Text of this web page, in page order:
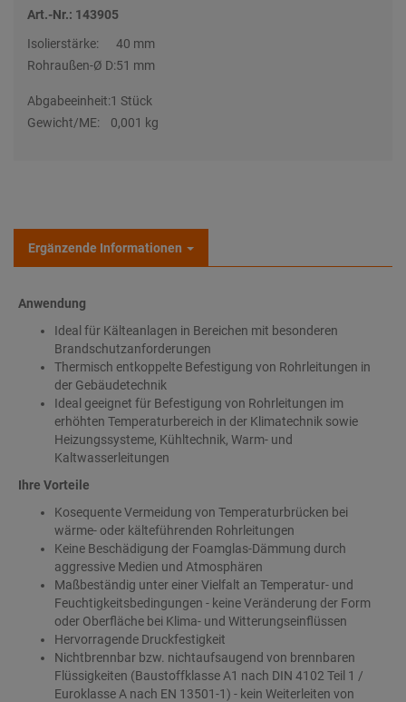
Art.-Nr.: 143905
Isolierstärke:
40 mm
Rohraußen-Ø D:51 mm
Abgabeeinheit:1 Stück
Gewicht/ME:
0,001 kg
Ergänzende Informationen
Anwendung
Ideal für Kälteanlagen in Bereichen mit besonderen
Brandschutzanforderungen
Thermisch entkoppelte Befestigung von Rohrleitungen in
der Gebäudetechnik
Ideal geeignet für Befestigung von Rohrleitungen im
erhöhten Temperaturbereich in der Klimatechnik sowie
Heizungssysteme, Kühltechnik, Warm- und
Kaltwasserleitungen
Ihre Vorteile
Kosequente Vermeidung von Temperaturbrücken bei
wärme- oder kälteführenden Rohrleitungen
Keine Beschädigung der Foamglas-Dämmung durch
aggressive Medien und Atmosphären
Maßbeständig unter einer Vielfalt an Temperatur- und
Feuchtigkeitsbedingungen - keine Veränderung der Form
oder Oberfläche bei Klima- und Witterungseinflüssen
Hervorragende Druckfestigkeit
Nichtbrennbar bzw. nichtaufsaugend von brennbaren
Flüssigkeiten (Baustoffklasse A1 nach DIN 4102 Teil 1 /
Euroklasse A nach EN 13501-1) - kein Weiterleiten von